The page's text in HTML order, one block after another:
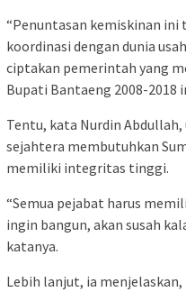
“Penuntasan kemiskinan
koordinasi dengan dunia
ciptakan pemerintah yang
Bupati Bantaeng 2008-2018
Tentu, kata Nurdin
sejahtera membutuhkan
memiliki integritas tinggi.
“Semua pejabat harus
ingin bangun, akan susah
katanya.
Lebih lanjut, ia